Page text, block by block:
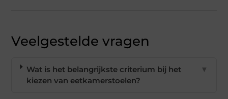
Veelgestelde vragen
Wat is het belangrijkste criterium bij het
kiezen van eetkamerstoelen?
▼